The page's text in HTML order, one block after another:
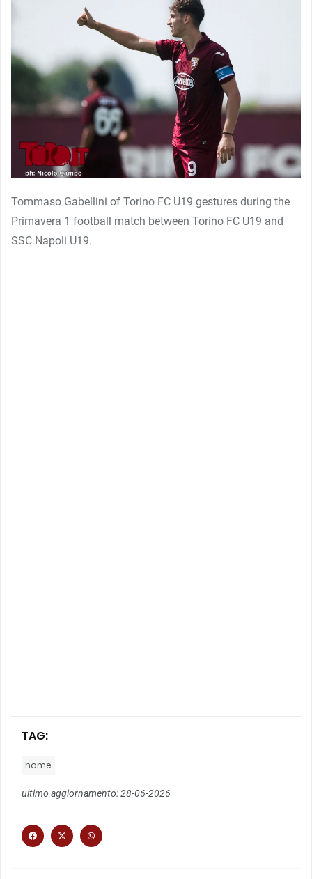
Tommaso Gabellini of Torino FC U19 gestures during the
Primavera 1 football match between Torino FC U19 and
SSC Napoli U19.
TAG:
home
ultimo aggiornamento: 28-06-2026